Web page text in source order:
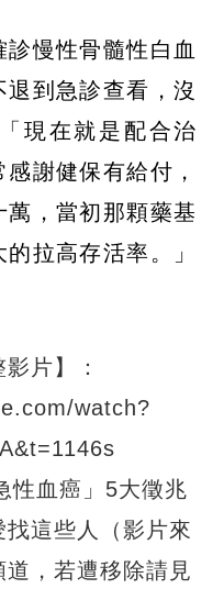
慢性骨髓性白血
到急診查看，沒
現在就是配合治
謝健保有給付，
，當初那顆藥基
拉高存活率。」
片】：
watch?
性血癌」5大徵兆
這些人（影片來
，若遭移除請見